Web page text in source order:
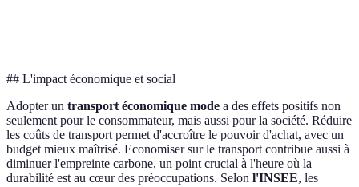
## L'impact économique et social
Adopter un transport économique mode a des effets positifs non
seulement pour le consommateur, mais aussi pour la société. Réduire
les coûts de transport permet d'accroître le pouvoir d'achat, avec un
budget mieux maîtrisé. Economiser sur le transport contribue aussi à
diminuer l'empreinte carbone, un point crucial à l'heure où la
durabilité est au cœur des préoccupations. Selon l'INSEE, les